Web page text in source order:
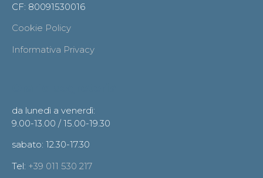
CF: 80091530016
Cookie Policy
Informativa Privacy
da lunedì a venerdì:
9.00-13.00 / 15.00-19.30
sabato: 12.30-17.30
Tel: +39 011 530 217